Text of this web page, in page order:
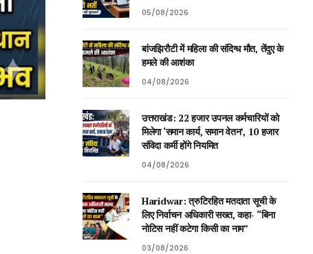
05/08/2026
बांजझिरौटी में महिला की संदिग्ध मौत, तेंदुए के
हमले की आशंका
04/08/2026
उत्तराखंड: 22 हजार उपनल कर्मचारियों को
मिलेगा ‘समान कार्य, समान वेतन’, 10 हजार
संविदा कर्मी होंगे नियमित
04/08/2026
Haridwar: त्रुटिरहित मतदाता सूची के
लिए निर्वाचन अधिकारी सख्त, कहा- “बिना
नोटिस नहीं कटेगा किसी का नाम”
03/08/2026